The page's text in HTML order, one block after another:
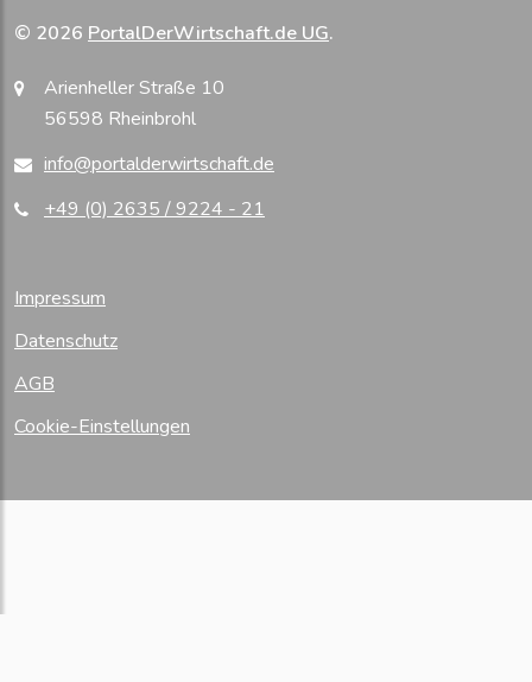
© 2026 PortalDerWirtschaft.de UG.
Arienheller Straße 10
56598 Rheinbrohl
info@portalderwirtschaft.de
+49 (0) 2635 / 9224 - 21
Impressum
Datenschutz
AGB
Cookie-Einstellungen